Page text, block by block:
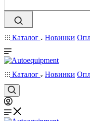
Каталог Новинки
Каталог Новинки